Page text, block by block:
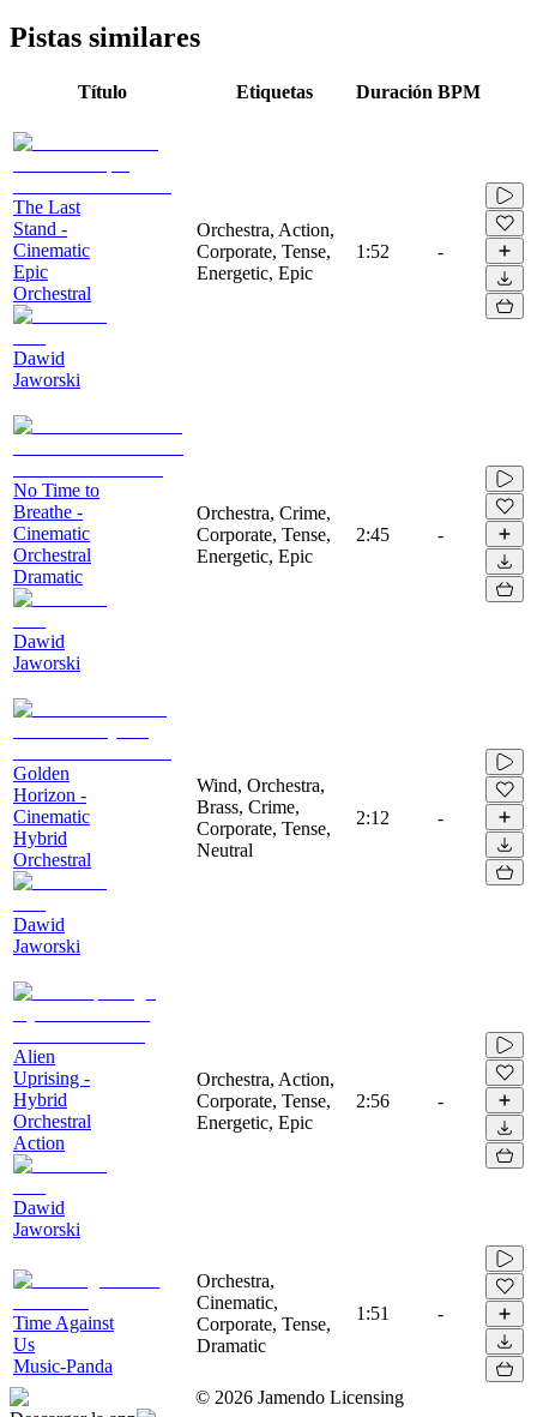
Pistas similares
Título Etiquetas Duración BPM
The Last
Stand -
Cinematic
Epic
Orchestral
Dawid
Jaworski
Orchestra, Action,
Corporate, Tense,
Energetic, Epic
1:52 -
No Time to
Breathe -
Cinematic
Orchestral
Dramatic
Dawid
Jaworski
Orchestra, Crime,
Corporate, Tense,
Energetic, Epic
2:45 -
Golden
Horizon -
Cinematic
Hybrid
Orchestral
Dawid
Jaworski
Wind, Orchestra,
Brass, Crime,
Corporate, Tense,
Neutral
2:12 -
Alien
Uprising -
Hybrid
Orchestral
Action
Dawid
Jaworski
Orchestra, Action,
Corporate, Tense,
Energetic, Epic
2:56 -
Time Against
Us
Music-Panda
Orchestra,
Cinematic,
Corporate, Tense,
Dramatic
1:51 -
© 2026 Jamendo Licensing